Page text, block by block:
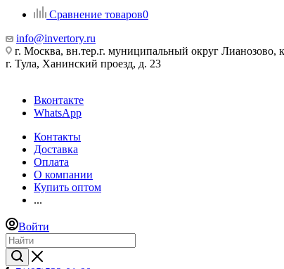
Сравнение товаров0
info@invertory.ru
г. Москва, вн.тер.г. муниципальный округ
г. Тула, Ханинский проезд, д. 23
Вконтакте
WhatsApp
Контакты
Доставка
Оплата
О компании
Купить оптом
...
Войти